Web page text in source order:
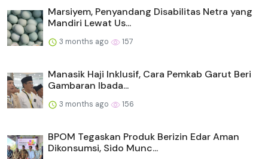
Marsiyem, Penyandang Disabilitas Netra yang
Mandiri Lewat Us...
3 months ago 157
Manasik Haji Inklusif, Cara Pemkab Garut Beri
Gambaran Ibada...
3 months ago 156
BPOM Tegaskan Produk Berizin Edar Aman
Dikonsumsi, Sido Munc...